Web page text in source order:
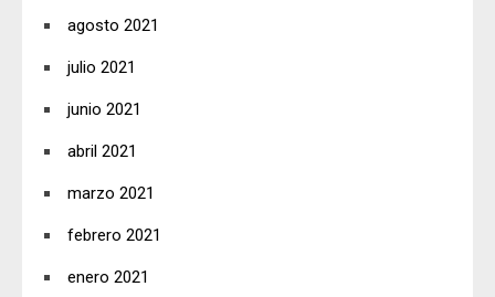
agosto 2021
julio 2021
junio 2021
abril 2021
marzo 2021
febrero 2021
enero 2021